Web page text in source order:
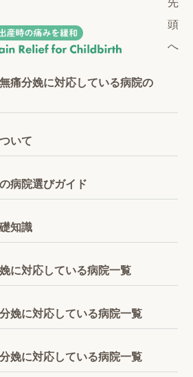
痛分娩に対応している病院の
いて
病院選びガイド
知識
に対応している病院一覧
娩に対応している病院一覧
娩に対応している病院一覧